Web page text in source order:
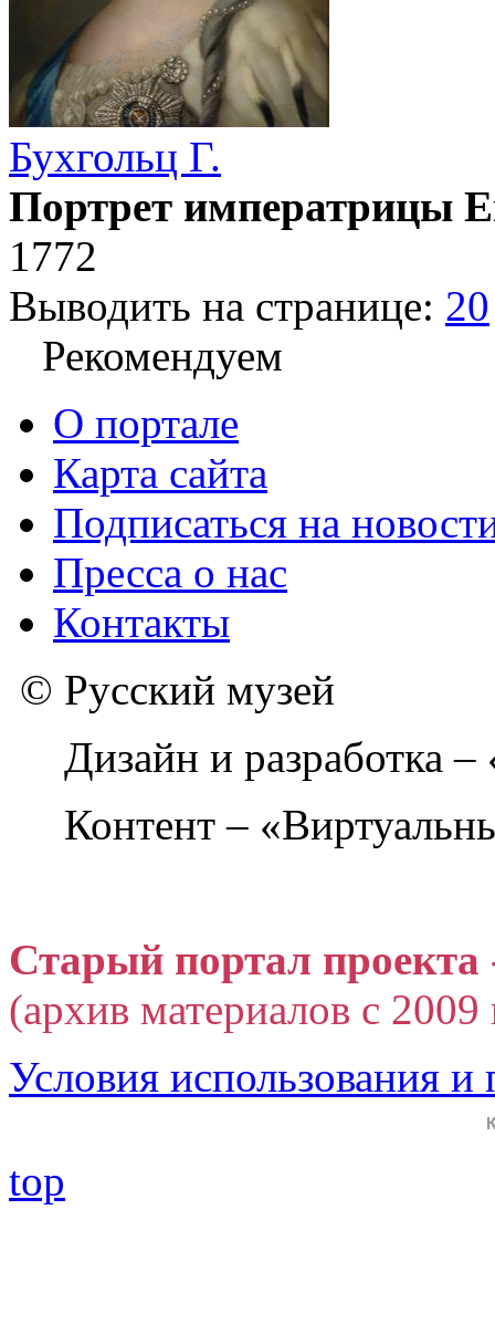
Бухгольц Г.
Портрет императрицы
1772
Выводить на странице: 20
Рекомендуем
О портале
Карта сайта
Подписаться на
Пресса о нас
Контакты
© Русский музей
Дизайн и разработка
Контент –
Старый портал
(архив материалов с
Условия использования
top